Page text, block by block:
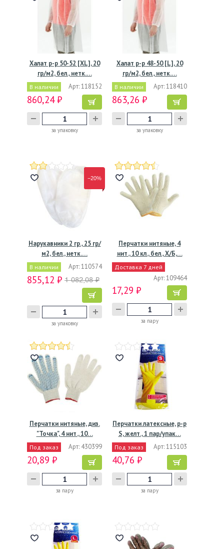
Халат р-р 50-52 [XL], 20
гр/м2, бел., нетк.…
В наличии Арт: 118152
860,24 ₽
за упаковку
Халат р-р 48-50 [L], 20
гр/м2, бел., нетк.…
В наличии Арт: 118410
863,26 ₽
за упаковку
−20%
Нарукавники 2 гр., 25 гр/
м2, бел., нетк.…
В наличии Арт: 110574
855,12 ₽ 1 082,08 ₽
за упаковку
Перчатки нитяные, 4
нит., 10 кл., бел., Х/Б,…
Доставка 7 дней
Арт: 109464
17,29 ₽
за пару
Перчатки нитяные, диз.
"Точка", 4 нит., 10…
Под заказ Арт: 430399
20,89 ₽
за пару
Перчатки латексные, р-р
S, желт., 1 пар/упак…
Под заказ Арт: 115103
40,76 ₽
за пару